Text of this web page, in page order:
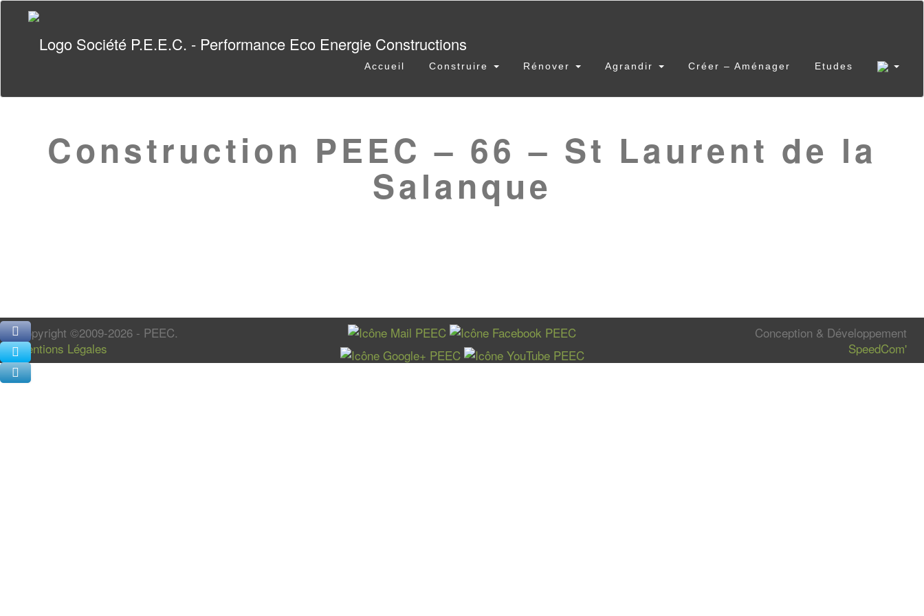
Accueil Construire Rénover Agrandir Créer – Aménager Etudes
Construction PEEC – 66 – St Laurent de la
Salanque
Copyright ©2009-2026 - PEEC.
Mentions Légales
Conception & Développement
SpeedCom'